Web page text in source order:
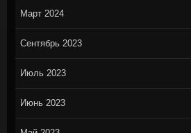
Март 2024
Сентябрь 2023
Июль 2023
Июнь 2023